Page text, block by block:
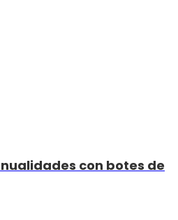
con botes de